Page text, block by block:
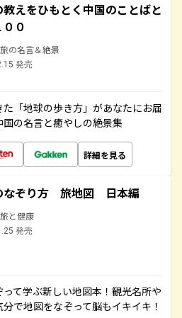
えをひもとく中国のことばと
０
の名言＆絶景
発売
「地球の歩き方」があなたにお届
の名言と癒やしの絶景集
詳細を見る
なぞり方 旅地図 日本編
と健康
発売
て学ぶ新しい地図本！観光名所や
で地図をなぞって脳もイキイキ！